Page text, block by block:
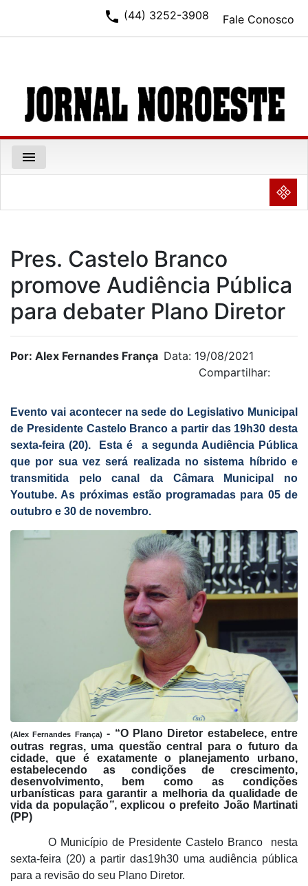
Fale Conosco
phone (44) 3252-3908
menu
NULL
Pres. Castelo Branco
promove Audiência Pública
para debater Plano Diretor
Por: Alex Fernandes França Data: 19/08/2021
Compartilhar:
Evento vai acontecer na sede do Legislativo Municipal
de Presidente Castelo Branco a partir das 19h30 desta
sexta-feira (20).
Esta é a segunda Audiência Pública
que por sua vez será realizada no sistema híbrido e
transmitida pelo canal da Câmara Municipal no
Youtube. As próximas estão programadas para 05 de
outubro e 30 de novembro.
(Alex Fernandes França) - “O Plano Diretor estabelece, entre
outras regras, uma questão central para o futuro da
cidade, que é exatamente o planejamento urbano,
estabelecendo as condições de crescimento,
desenvolvimento, bem como as condições
urbanísticas para garantir a melhoria da qualidade de
vida da população”, explicou o prefeito João Martinati
(PP)
O Município de Presidente Castelo Branco nesta
sexta-feira (20) a partir das19h30 uma audiência pública
para a revisão do seu Plano Diretor.